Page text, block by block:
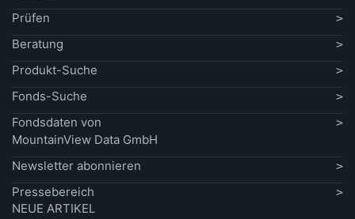
Prüfen
Beratung
Produkt-Suche
Fonds-Suche
Fondsdaten von
MountainView Data GmbH
Newsletter abonnieren
Pressebereich
NEUE ARTIKEL